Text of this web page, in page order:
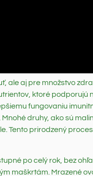
ale aj pre množstvo
ktoré podporujú
fungovaniu
druhy, ako sú
Tento prirodzený
po celý rok, bez
maškrtám. Mrazené